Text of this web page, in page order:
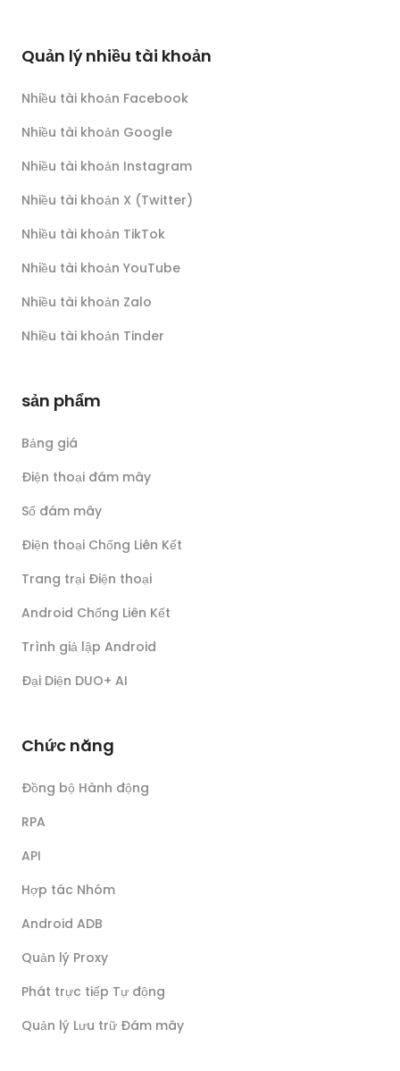
Quản lý nhiều tài khoản
Nhiều tài khoản Facebook
Nhiều tài khoản Google
Nhiều tài khoản Instagram
Nhiều tài khoản X (Twitter)
Nhiều tài khoản TikTok
Nhiều tài khoản YouTube
Nhiều tài khoản Zalo
Nhiều tài khoản Tinder
sản phẩm
Bảng giá
Điện thoại đám mây
Số đám mây
Điện thoại Chống Liên Kết
Trang trại Điện thoại
Android Chống Liên Kết
Trình giả lập Android
Đại Diện DUO+ AI
Chức năng
Đồng bộ Hành động
RPA
API
Hợp tác Nhóm
Android ADB
Quản lý Proxy
Phát trực tiếp Tự động
Quản lý Lưu trữ Đám mây